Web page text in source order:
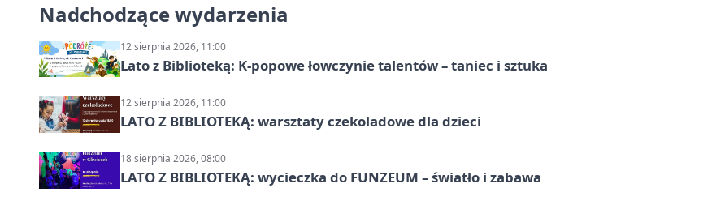
Nadchodzące wydarzenia
12 sierpnia 2026, 11:00
Lato z Biblioteką: K-popowe łowczynie talentów – taniec i sztuka
12 sierpnia 2026, 11:00
LATO Z BIBLIOTEKĄ: warsztaty czekoladowe dla dzieci
18 sierpnia 2026, 08:00
LATO Z BIBLIOTEKĄ: wycieczka do FUNZEUM – światło i zabawa